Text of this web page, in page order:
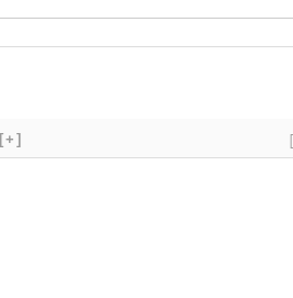
[+]